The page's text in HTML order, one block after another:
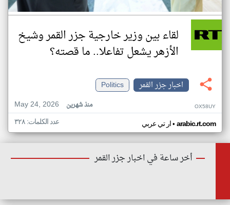
لقاء بين وزير خارجية جزر القمر وشيخ
الأزهر يشعل تفاعلا.. ما قصته؟
اخبار جزر القمر
Politics
May 24, 2026
منذ شهرين OX58UY
ار تي عربي• arabic.rt.com عدد الكلمات: ٣٢٨
أخر ساعة في اخبار جزر القمر